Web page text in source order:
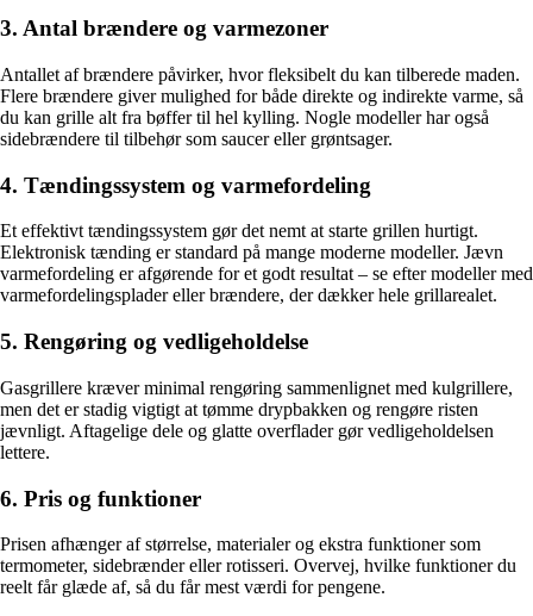
3. Antal brændere og varmezoner
Antallet af brændere påvirker, hvor fleksibelt du kan tilberede maden.
Flere brændere giver mulighed for både direkte og indirekte varme, så
du kan grille alt fra bøffer til hel kylling. Nogle modeller har også
sidebrændere til tilbehør som saucer eller grøntsager.
4. Tændingssystem og varmefordeling
Et effektivt tændingssystem gør det nemt at starte grillen hurtigt.
Elektronisk tænding er standard på mange moderne modeller. Jævn
varmefordeling er afgørende for et godt resultat – se efter modeller med
varmefordelingsplader eller brændere, der dækker hele grillarealet.
5. Rengøring og vedligeholdelse
Gasgrillere kræver minimal rengøring sammenlignet med kulgrillere,
men det er stadig vigtigt at tømme drypbakken og rengøre risten
jævnligt. Aftagelige dele og glatte overflader gør vedligeholdelsen
lettere.
6. Pris og funktioner
Prisen afhænger af størrelse, materialer og ekstra funktioner som
termometer, sidebrænder eller rotisseri. Overvej, hvilke funktioner du
reelt får glæde af, så du får mest værdi for pengene.